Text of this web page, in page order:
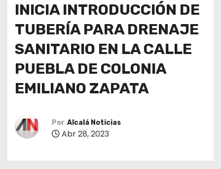
INICIA INTRODUCCIÓN DE
TUBERÍA PARA DRENAJE
SANITARIO EN LA CALLE
PUEBLA DE COLONIA
EMILIANO ZAPATA
Por Alcalá Noticias
Abr 28, 2023